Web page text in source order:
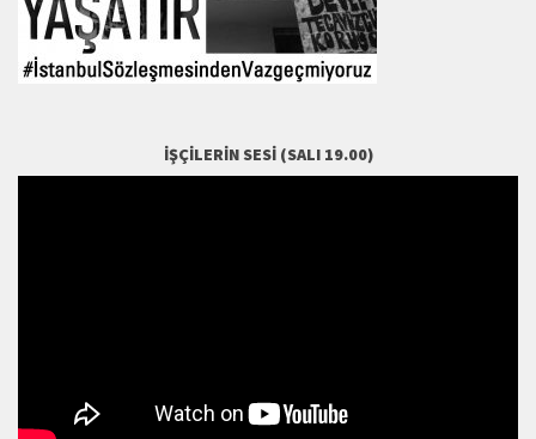
İŞÇILERIN SESI (SALI 19.00)